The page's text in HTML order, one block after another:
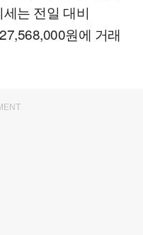
는 전일 대비
원에 거래